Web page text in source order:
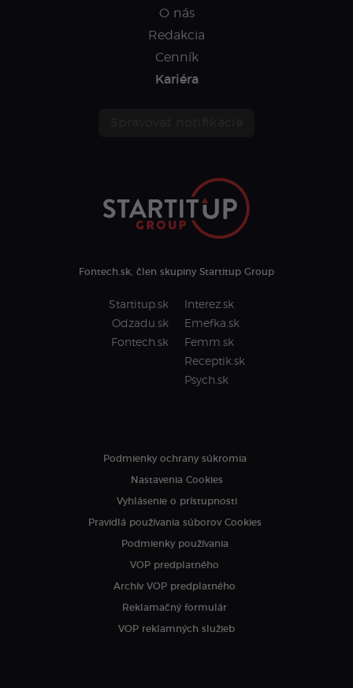
O nás
Redakcia
Cenník
Kariéra
Fontech.sk, člen skupiny Startitup Group
Startitup.sk
Odzadu.sk
Fontech.sk
Interez.sk
Emefka.sk
Femm.sk
Receptik.sk
Psych.sk
Podmienky ochrany súkromia
Nastavenia Cookies
Vyhlásenie o prístupnosti
Pravidlá používania súborov Cookies
Podmienky používania
VOP predplatného
Archív VOP predplatného
Reklamačný formulár
VOP reklamných služieb